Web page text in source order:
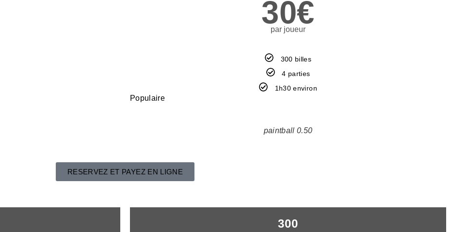
30€
par joueur
300 billes
4 parties
1h30 environ
Populaire
paintball 0.50
RESERVEZ ET PAYEZ EN LIGNE
300